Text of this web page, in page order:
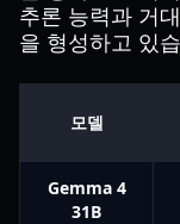
추론 능력과 거
을 형성하고 있
모델
Gemma 4
31B